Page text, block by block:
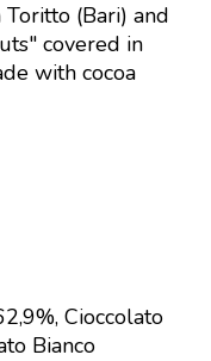
(Bari) and
covered in
with cocoa
Cioccolato
Bianco